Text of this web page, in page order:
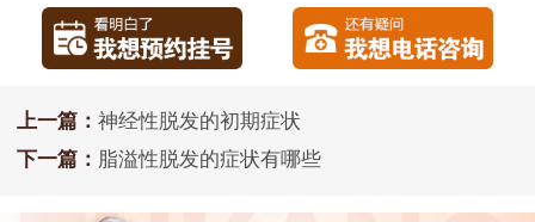
上一篇： 神经性脱发的初期症状
下一篇： 脂溢性脱发的症状有哪些